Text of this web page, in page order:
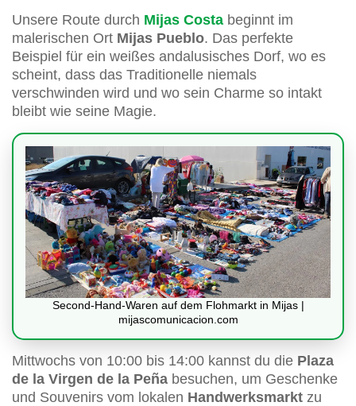
Unsere Route durch Mijas Costa beginnt im
malerischen Ort Mijas Pueblo. Das perfekte
Beispiel für ein weißes andalusisches Dorf, wo es
scheint, dass das Traditionelle niemals
verschwinden wird und wo sein Charme so intakt
bleibt wie seine Magie.
Second-Hand-Waren auf dem Flohmarkt in Mijas |
mijascomunicacion.com
Mittwochs von 10:00 bis 14:00 kannst du die Plaza
de la Virgen de la Peña besuchen, um Geschenke
und Souvenirs vom lokalen Handwerksmarkt zu